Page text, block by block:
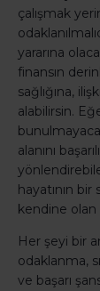
çalışmak
yararına
finansın
sağlığına,
alabilirsin.
alanını
hayatının
kendine olan
Her şeyi bir
odaklanma,
ve başarı